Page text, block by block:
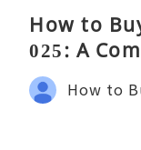
How to
025: A
How to